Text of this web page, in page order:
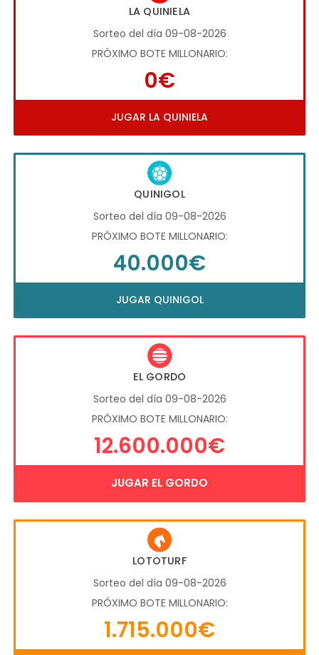
LA QUINIELA
Sorteo del día 09-08-2026
PRÓXIMO BOTE MILLONARIO:
0€
JUGAR LA QUINIELA
QUINIGOL
Sorteo del día 09-08-2026
PRÓXIMO BOTE MILLONARIO:
40.000€
JUGAR QUINIGOL
EL GORDO
Sorteo del día 09-08-2026
PRÓXIMO BOTE MILLONARIO:
12.600.000€
JUGAR EL GORDO
LOTOTURF
Sorteo del día 09-08-2026
PRÓXIMO BOTE MILLONARIO:
1.715.000€